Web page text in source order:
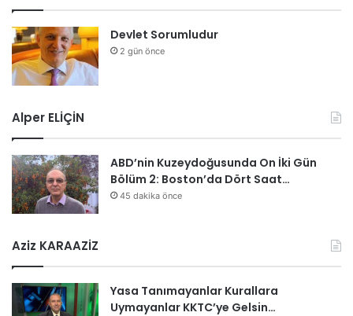
Devlet Sorumludur
2 gün önce
Alper ELİÇİN
ABD’nin Kuzeydoğusunda On İki Gün
Bölüm 2: Boston’da Dört Saat…
45 dakika önce
Aziz KARAAZİZ
Yasa Tanımayanlar Kurallara
Uymayanlar KKTC’ye Gelsin…